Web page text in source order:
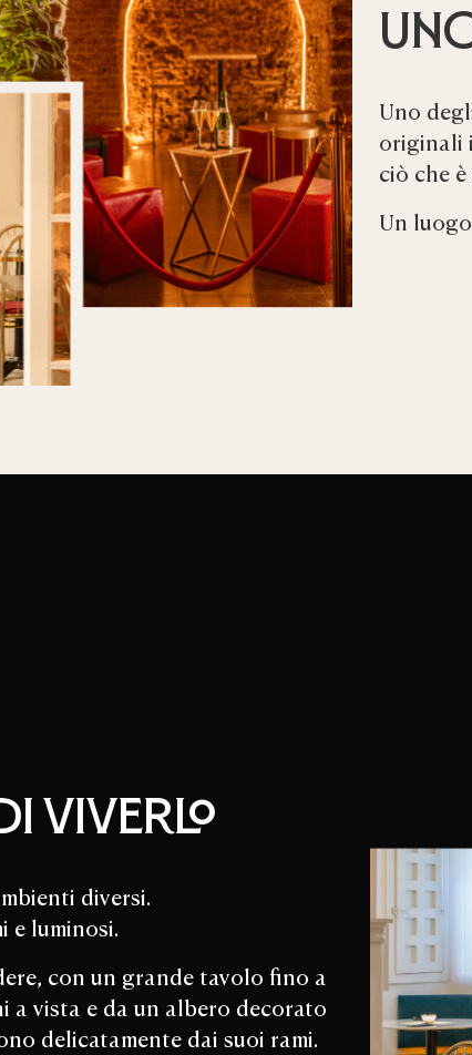
Uno
originali
ciò che
Un
viverlo
diversi.
e luminosi.
con un grande tavolo fino a
a vista e da un albero decorato
delicatamente dai suoi rami.